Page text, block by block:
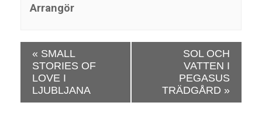
Arrangör
e
« SMALL
STORIES OF
LOVE I
LJUBLJANA
SOL OCH
VATTEN I
PEGASUS
TRÄDGÅRD »